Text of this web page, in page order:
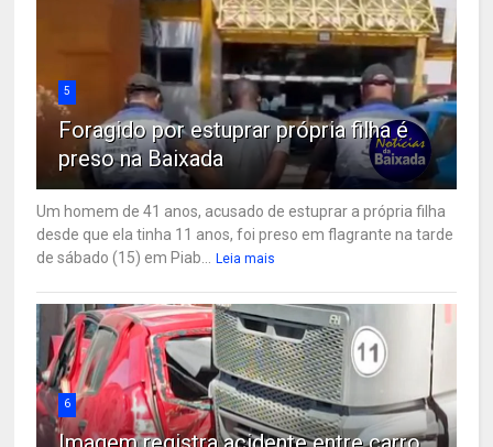
5
Foragido por estuprar própria filha é
preso na Baixada
Um homem de 41 anos, acusado de estuprar a própria filha
desde que ela tinha 11 anos, foi preso em flagrante na tarde
de sábado (15) em Piab...
Leia mais
6